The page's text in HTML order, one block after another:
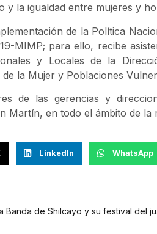
la igualdad entre mujeres y
de la Política
MIMP; para ello, recibe
y Locales de la
la Mujer y Poblaciones
de las gerencias y
Martín, en todo el ámbito de la
LinkedIn WhatsApp
Banda de Shilcayo y su festival del